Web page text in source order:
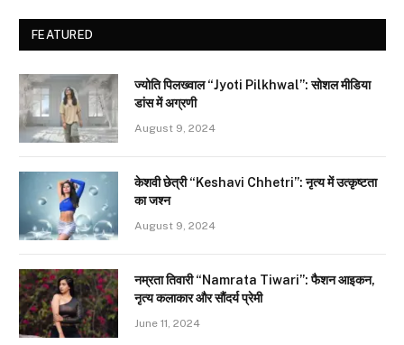
FEATURED
ज्योति पिलख्वाल “Jyoti Pilkhwal”: सोशल मीडिया
डांस में अग्रणी
August 9, 2024
केशवी छेत्री “Keshavi Chhetri”: नृत्य में उत्कृष्टता
का जश्न
August 9, 2024
नम्रता तिवारी “Namrata Tiwari”: फैशन आइकन,
नृत्य कलाकार और सौंदर्य प्रेमी
June 11, 2024